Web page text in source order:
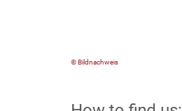
© Bildnachweis